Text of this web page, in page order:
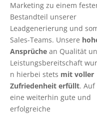
Marketing zu einem
Bestandteil unserer
Leadgenerierung und
Sales-Teams. Unsere
Ansprüche an Qualität
Leistungsbereitschaft
n hierbei stets mit voller
Zufriedenheit erfüllt. Auf
eine weiterhin gute und
erfolgreiche